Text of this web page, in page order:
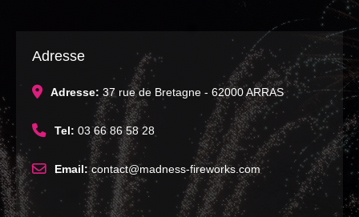
Adresse
Adresse: 37 rue de Bretagne - 62000 ARRAS
Tel: 03 66 86 58 28
Email:contact@madness-fireworks.com